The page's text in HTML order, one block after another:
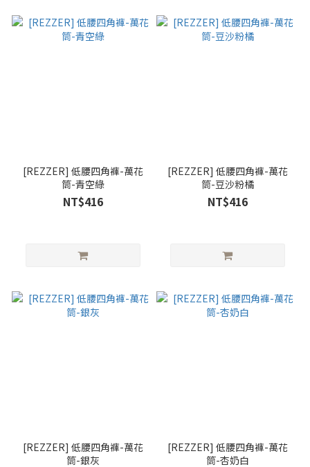
[REZZER] 低腰四角褲-萬花
筒-青空綠
NT$416
[REZZER] 低腰四角褲-萬花
筒-豆沙粉橘
NT$416
[REZZER] 低腰四角褲-萬花
筒-銀灰
[REZZER] 低腰四角褲-萬花
筒-杏奶白